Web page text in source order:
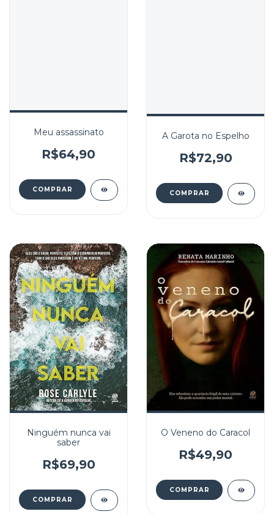
Meu assassinato
R$64,90
A Garota no Espelho
R$72,90
Ninguém nunca vai
saber
R$69,90
O Veneno do Caracol
R$49,90